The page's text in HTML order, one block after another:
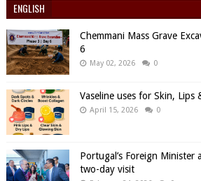
ENGLISH
Chemmani Mass Grave
6
May 02, 2026 0
Vaseline uses for Skin, Lips
April 15, 2026 0
Portugal’s Foreign Minister
two-day visit